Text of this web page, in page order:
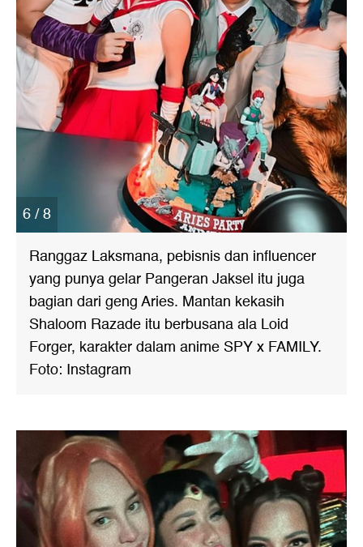
6 / 8
Ranggaz Laksmana, pebisnis dan influencer
yang punya gelar Pangeran Jaksel itu juga
bagian dari geng Aries. Mantan kekasih
Shaloom Razade itu berbusana ala Loid
Forger, karakter dalam anime SPY x FAMILY.
Foto: Instagram